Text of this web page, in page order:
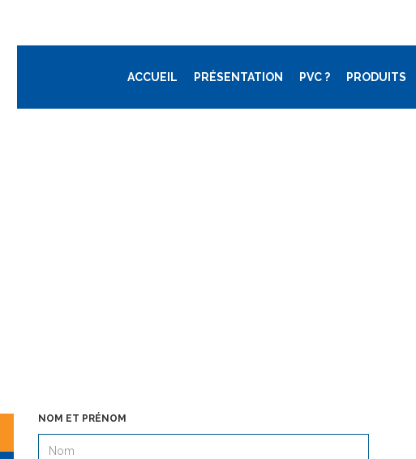
ACCUEIL PRÉSENTATION PVC ? PRODUITS
NOM ET PRÉNOM